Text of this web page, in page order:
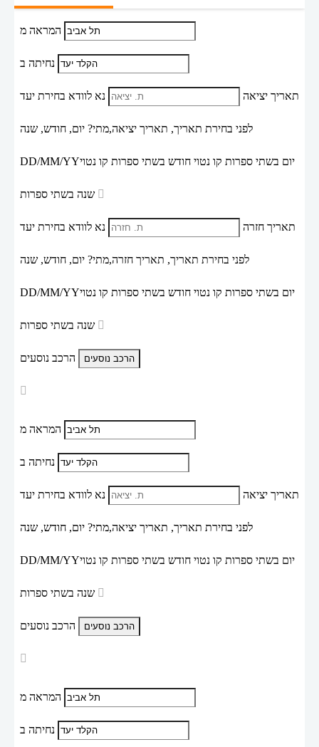
המראה מ
נחיתה ב
תאריך יציאה נא לוודא בחירת יעד
לפני בחירת תאריך, תאריך יציאה,מתי? יום, חודש, שנה
DD/MM/YYיום בשתי ספרות קו נטוי חודש בשתי ספרות קו נטוי
תאריך חזרה נא לוודא בחירת יעד
לפני בחירת תאריך, תאריך חזרה,מתי? יום, חודש, שנה
DD/MM/YYיום בשתי ספרות קו נטוי חודש בשתי ספרות קו נטוי
הרכב נוסעים
המראה מ
נחיתה ב
תאריך יציאה נא לוודא בחירת יעד
לפני בחירת תאריך, תאריך יציאה,מתי? יום, חודש, שנה
DD/MM/YYיום בשתי ספרות קו נטוי חודש בשתי ספרות קו נטוי
הרכב נוסעים
המראה מ
נחיתה ב